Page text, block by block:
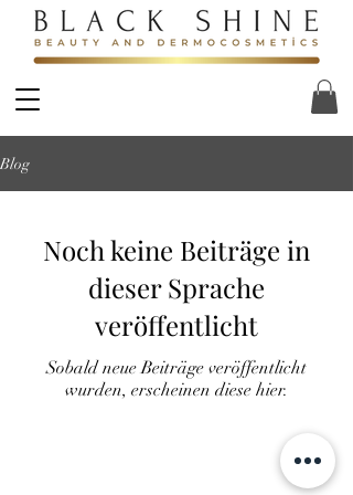
Blog
Noch keine Beiträge in
dieser Sprache
veröffentlicht
Sobald neue Beiträge veröffentlicht
wurden, erscheinen diese hier.